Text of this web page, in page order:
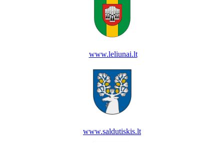
www.leliunai.lt
www.saldutiskis.lt